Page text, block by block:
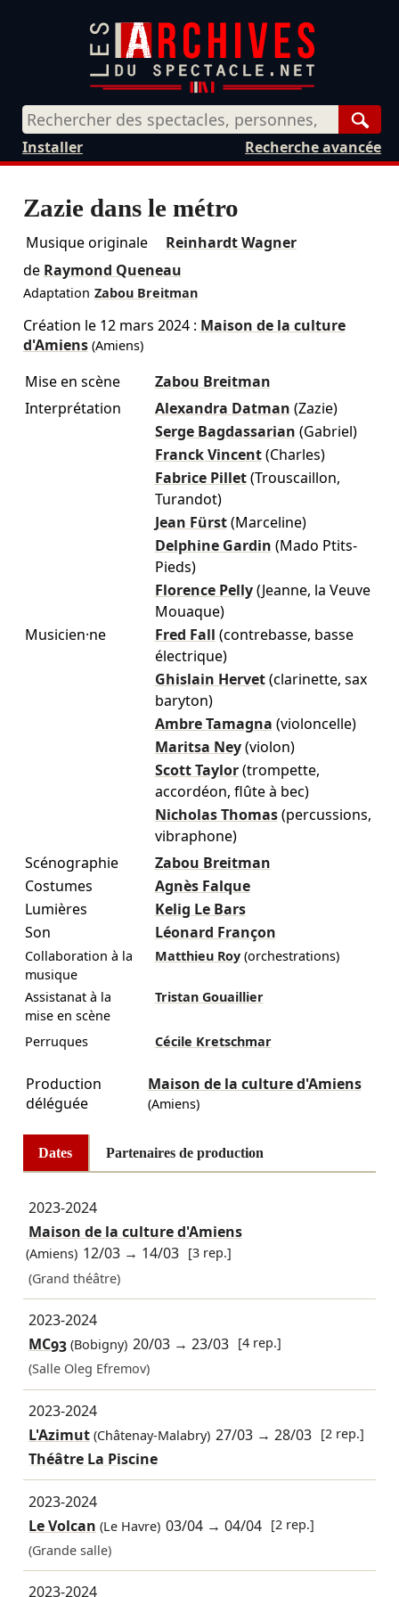
Recherche avancée
Installer
Zazie dans le métro
Musique originale
Reinhardt Wagner
de Raymond Queneau
Adaptation Zabou Breitman
Création le 12 mars 2024: Maison de la culture
d'Amiens(Amiens)
Mise en scène
Zabou Breitman
Interprétation
Alexandra Datman (Zazie)
Serge Bagdassarian (Gabriel)
Franck Vincent (Charles)
Fabrice Pillet (Trouscaillon,
Turandot)
Jean Fürst (Marceline)
Delphine Gardin (Mado Ptits-
Pieds)
Florence Pelly (Jeanne, la Veuve
Mouaque)
Musicien·ne
Fred Fall (contrebasse, basse
électrique)
Ghislain Hervet (clarinette, sax
baryton)
Ambre Tamagna (violoncelle)
Maritsa Ney (violon)
Scott Taylor (trompette,
accordéon, flûte à bec)
Nicholas Thomas (percussions,
vibraphone)
Scénographie
Zabou Breitman
Costumes
Agnès Falque
Lumières
Kelig Le Bars
Son
Léonard Françon
Collaboration à la
musique
Matthieu Roy (orchestrations)
Assistanat à la
mise en scène
Tristan Gouaillier
Perruques Cécile Kretschmar
Production
déléguée
Maison de la culture d'Amiens
(Amiens)
Dates Partenaires de production
2023-2024
Maison de la culture d'Amiens
(Amiens) 12/03 → 14/03 [3 rep.]
(Grand théâtre)
2023-2024
MC93(Bobigny) 20/03 →23/03 [4 rep.]
(Salle Oleg Efremov)
2023-2024
L'Azimut(Châtenay-Malabry) 27/03 →28/03 [2 rep.]
Théâtre La Piscine
2023-2024
Le Volcan (Le Havre) 03/04 →04/04 [2 rep.]
(Grande salle)
2023-2024